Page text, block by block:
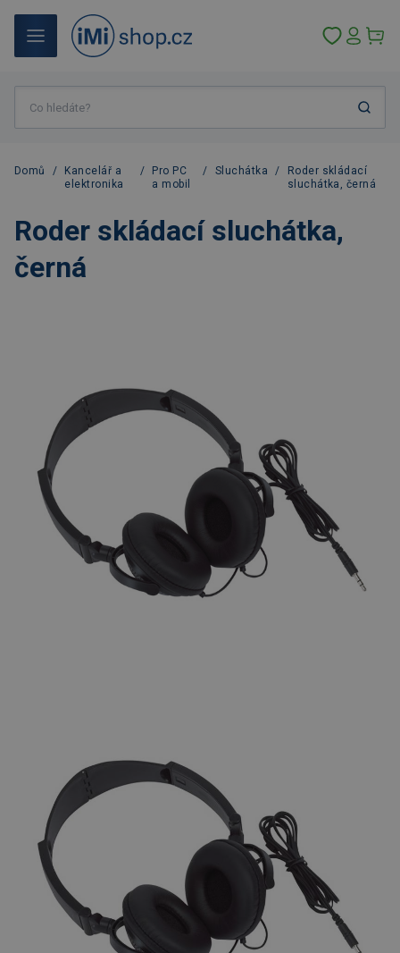
Domů /
Kancelář a
elektronika
/
Pro PC
a mobil
/ Sluchátka /
Roder skládací
sluchátka, černá
Roder skládací sluchátka,
černá